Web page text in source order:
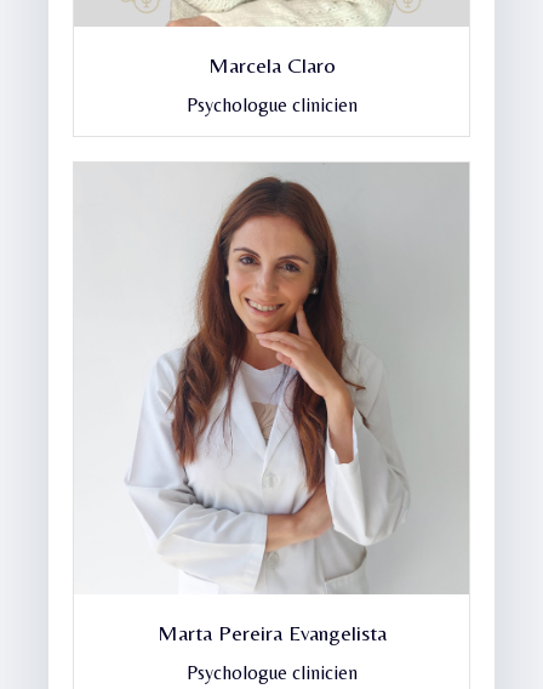
Marcela Claro
Psychologue clinicien
Marta Pereira Evangelista
Psychologue clinicien